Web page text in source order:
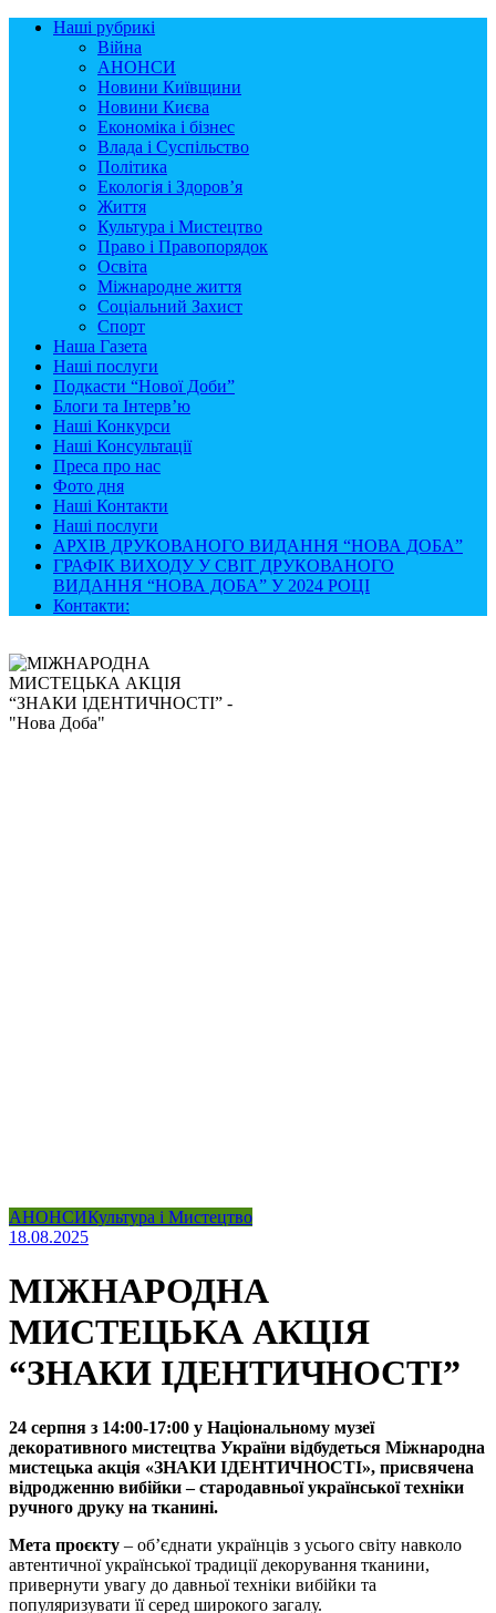
Наші рубрикі
Війна
АНОНСИ
Новини Київщини
Новини Києва
Економіка і бізнес
Влада і Суспільство
Політика
Екологія і Здоров’я
Життя
Культура і Мистецтво
Право і Правопорядок
Освіта
Міжнародне життя
Соціальний Захист
Спорт
Наша Газета
Наші послуги
Подкасти “Нової Доби”
Блоги та Інтерв’ю
Наші Конкурси
Наші Консультації
Преса про нас
Фото дня
Наші Контакти
Наші послуги
АРХІВ ДРУКОВАНОГО ВИДАННЯ “НОВА ДОБА”
ГРАФІК ВИХОДУ У СВІТ ДРУКОВАНОГО
ВИДАННЯ “НОВА ДОБА” У 2024 РОЦІ
Контакти:
АНОНСИКультура і Мистецтво
18.08.2025
МІЖНАРОДНА
МИСТЕЦЬКА АКЦІЯ
“ЗНАКИ ІДЕНТИЧНОСТІ”
24 серпня з 14:00-17:00 у Національному музеї
декоративного мистецтва України відбудеться Міжнародна
мистецька акція «ЗНАКИ ІДЕНТИЧНОСТІ», присвячена
відродженню вибійки – стародавньої української техніки
ручного друку на тканині.
Мета проєкту – обʼєднати українців з усього світу навколо
автентичної української традиції декорування тканини,
привернути увагу до давньої техніки вибійки та
популяризувати її серед широкого загалу.